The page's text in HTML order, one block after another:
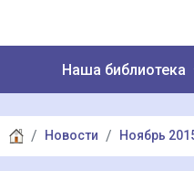
Наша библиотека
Новости Ноябрь